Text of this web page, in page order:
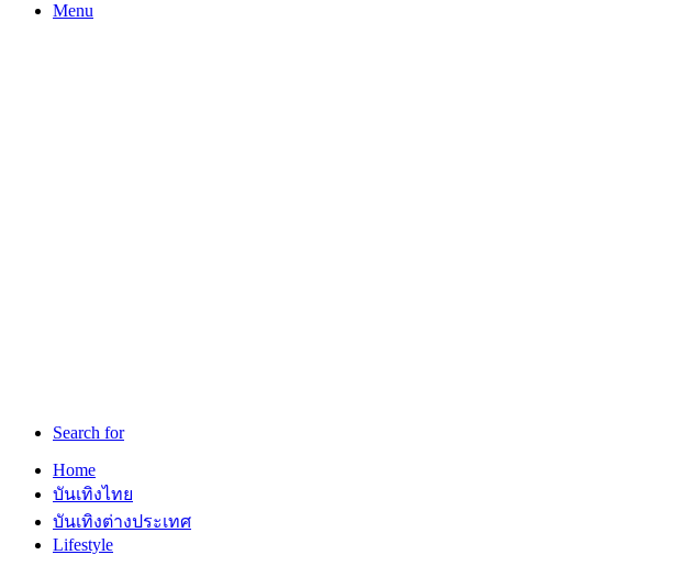
Menu
Search for
Home
บันเทิงไทย
บันเทิงต่างประเทศ
Lifestyle